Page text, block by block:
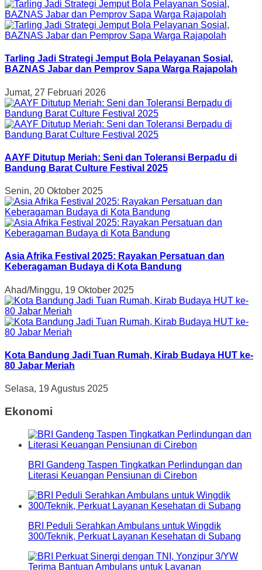
Tarling Jadi Strategi Jemput Bola Pelayanan Sosial,
BAZNAS Jabar dan Pemprov Sapa Warga Rajapolah
Jumat, 27 Februari 2026
AAYF Ditutup Meriah: Seni dan Toleransi Berpadu di
Bandung Barat Culture Festival 2025
Senin, 20 Oktober 2025
Asia Afrika Festival 2025: Rayakan Persatuan dan
Keberagaman Budaya di Kota Bandung
Ahad/Minggu, 19 Oktober 2025
Kota Bandung Jadi Tuan Rumah, Kirab Budaya HUT ke-
80 Jabar Meriah
Selasa, 19 Agustus 2025
Ekonomi
BRI Gandeng Taspen Tingkatkan Perlindungan dan
Literasi Keuangan Pensiunan di Cirebon
BRI Peduli Serahkan Ambulans untuk Wingdik
300/Teknik, Perkuat Layanan Kesehatan di Subang